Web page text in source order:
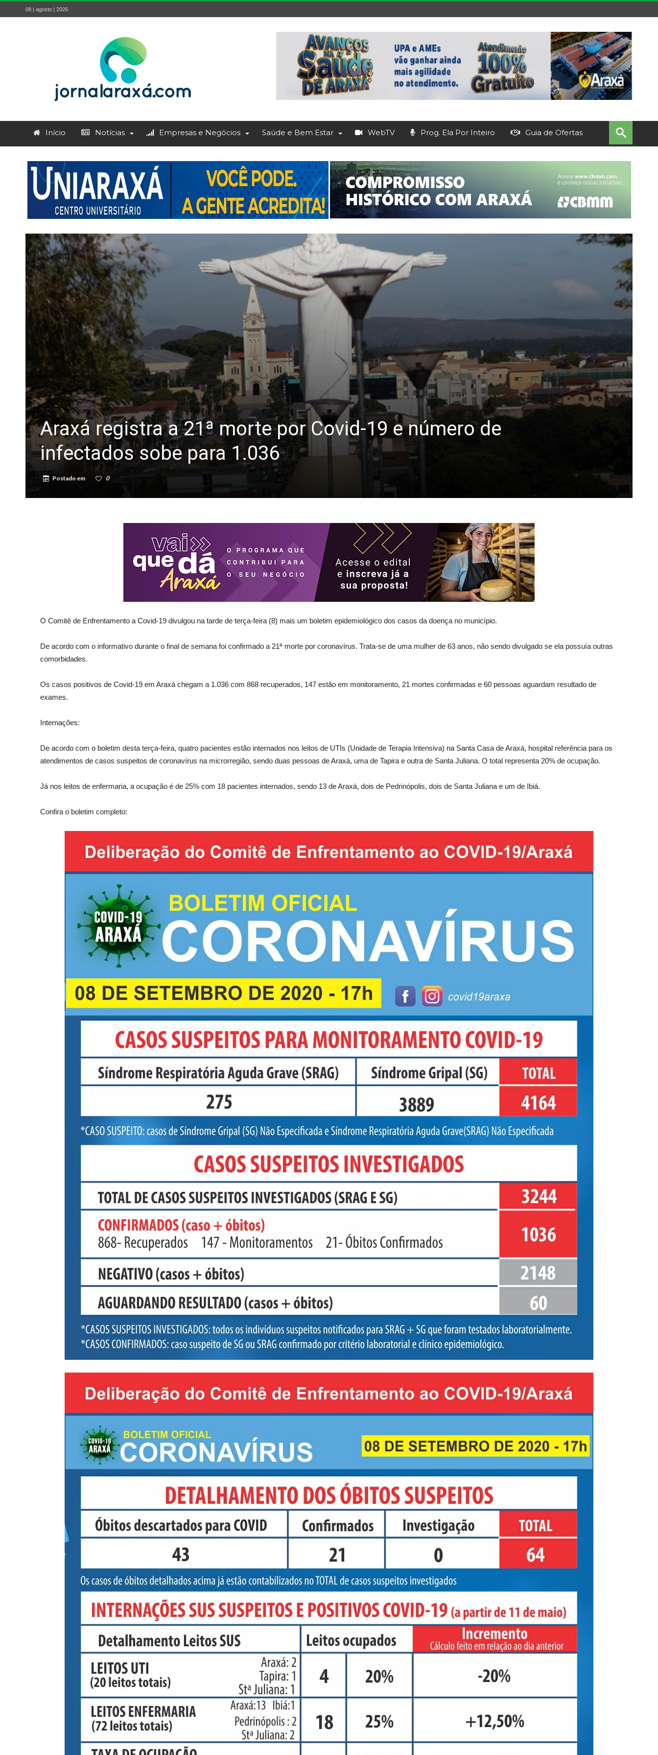
08 | agosto | 2026
Início Notícias Empresas e Negócios Saúde e Bem Estar WebTV Prog. Ela Por Inteiro Guia de Ofertas
Araxá registra a 21ª morte por Covid-19 e número de
infectados sobe para 1.036
Postado em 0
O Comitê de Enfrentamento a Covid-19 divulgou na tarde de terça-feira (8) mais um boletim epidemiológico dos casos da doença no município.
De acordo com o informativo durante o final de semana foi confirmado a 21ª morte por coronavírus. Trata-se de uma mulher de 63 anos, não sendo divulgado se ela possuía outras
comorbidades.
Os casos positivos de Covid-19 em Araxá chegam a 1.036 com 868 recuperados, 147 estão em monitoramento, 21 mortes confirmadas e 60 pessoas aguardam resultado de
exames.
Internações:
De acordo com o boletim desta terça-feira, quatro pacientes estão internados nos leitos de UTIs (Unidade de Terapia Intensiva) na Santa Casa de Araxá, hospital referência para os
atendimentos de casos suspeitos de coronavírus na microrregião, sendo duas pessoas de Araxá, uma de Tapira e outra de Santa Juliana. O total representa 20% de ocupação.
Já nos leitos de enfermaria, a ocupação é de 25% com 18 pacientes internados, sendo 13 de Araxá, dois de Pedrinópolis, dois de Santa Juliana e um de Ibiá.
Confira o boletim completo: